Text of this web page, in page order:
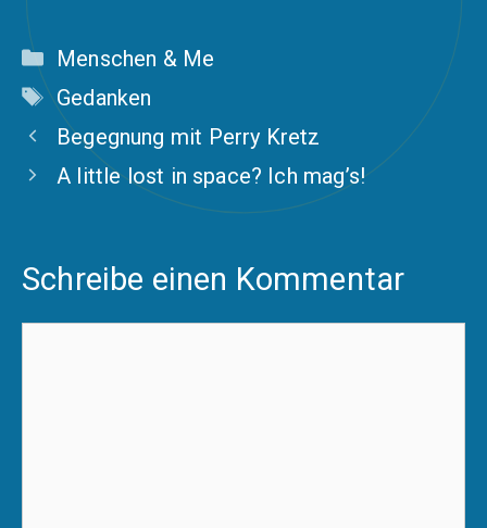
Kategorien
Menschen & Me
Schlagwörter
Gedanken
Begegnung mit Perry Kretz
A little lost in space? Ich mag’s!
Schreibe einen Kommentar